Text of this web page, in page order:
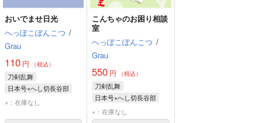
おいでませ日光
へっぽこぽんこつ /
Grau
110 円 （税込）
刀剣乱舞
日本号×へし切長谷部
日光一文字
×：在庫なし
こんちゃのお困り相談
室
へっぽこぽんこつ /
Grau
550 円 （税込）
刀剣乱舞
日本号×へし切長谷部
日本号
へし切長谷部
×：在庫なし